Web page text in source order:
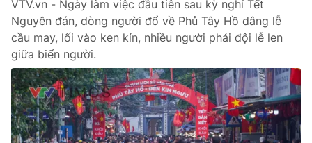
VTV.vn - Ngày làm việc đầu tiên sau kỳ nghỉ Tết
Nguyên đán, dòng người đổ về Phủ Tây Hồ dâng lễ
cầu may, lối vào ken kín, nhiều người phải đội lễ len
giữa biển người.